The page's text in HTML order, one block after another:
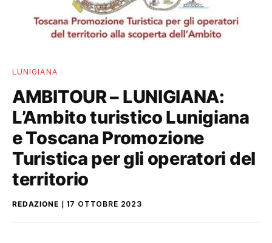
LUNIGIANA
AMBITOUR – LUNIGIANA:
L’Ambito turistico Lunigiana
e Toscana Promozione
Turistica per gli operatori del
territorio
REDAZIONE 17 OTTOBRE 2023